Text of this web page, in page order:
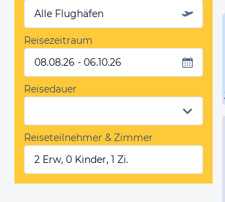
Alle Flughäfen
Reisezeitraum
08.08.26 - 06.10.26
Reisedauer
Reiseteilnehmer & Zimmer
2 Erw, 0 Kinder, 1 Zi.